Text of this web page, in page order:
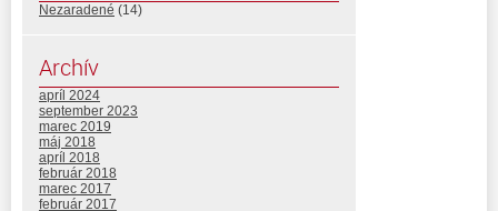
Nezaradené (14)
Archív
apríl 2024
september 2023
marec 2019
máj 2018
apríl 2018
február 2018
marec 2017
február 2017